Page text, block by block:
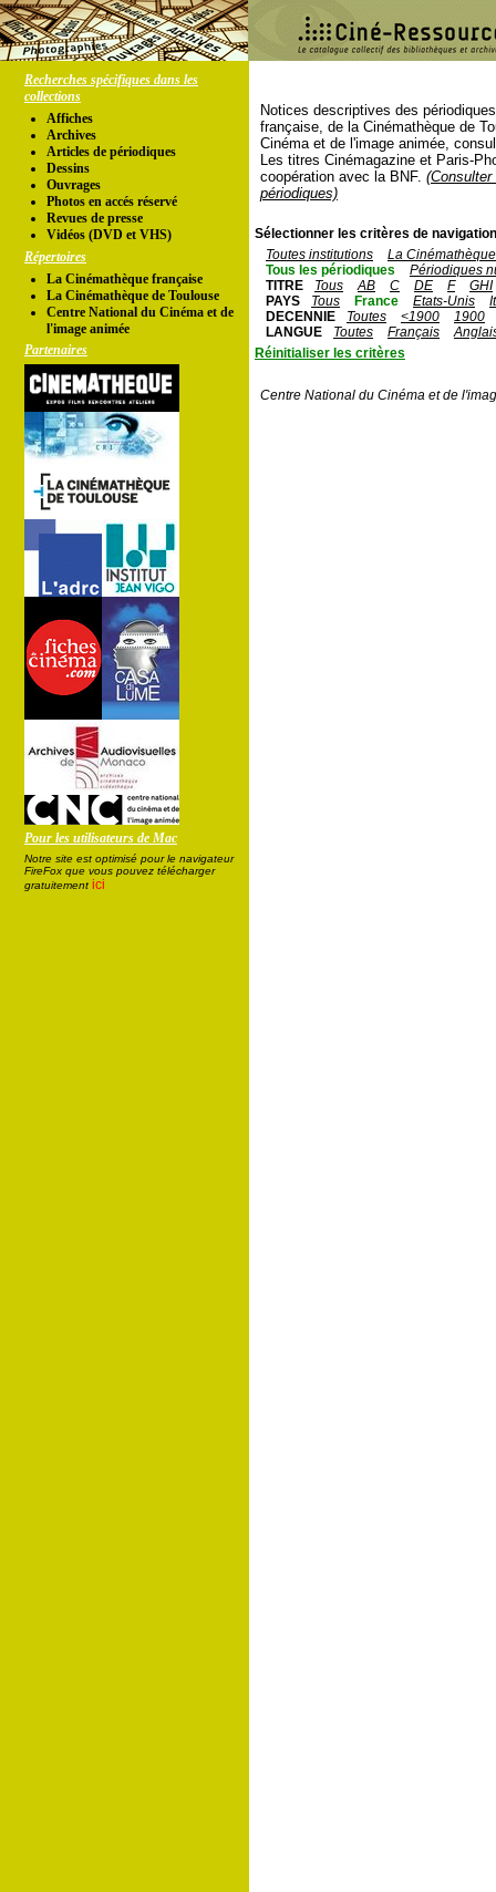
Recherches spécifiques dans les
collections
Affiches
Archives
Articles de périodiques
Dessins
Ouvrages
Photos en accés réservé
Revues de presse
Vidéos (DVD et VHS)
Répertoires
La Cinémathèque française
La Cinémathèque de Toulouse
Centre National du Cinéma et de
l'image animée
Partenaires
Pour les utilisateurs de Mac
Notre site est optimisé pour le navigateur
FireFox que vous pouvez télécharger
gratuitement ici
Notices descriptives des
française, de la Cinémathèque de
Cinéma et de l'image animée,
Les titres Cinémagazine et Paris-
coopération avec la BNF.
périodiques)
Sélectionner les critères de
Toutes institutions
La
Tous les périodiques
Périodiques
TITRE
Tous AB C DE F
GHI
PAYS
Tous France Etats-Unis
DECENNIE
Toutes <1900
1900
LANGUE
Toutes Français
Réinitialiser les critères
Centre National du Cinéma et de